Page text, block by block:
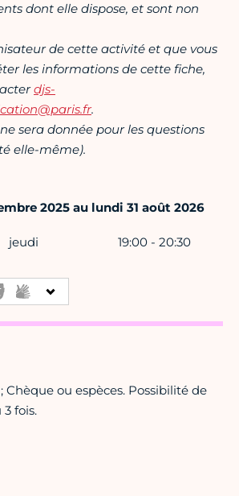
dont elle dispose, et sont non
de cette activité et que vous
les informations de cette fiche,
djs-
.
sera donnée pour les questions
elle-même).
2025 au lundi 31 août 2026
jeudi 19:00 - 20:30
Chèque ou espèces. Possibilité de
fois.